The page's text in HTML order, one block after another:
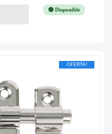
🟢 Disponible
OFERTA!